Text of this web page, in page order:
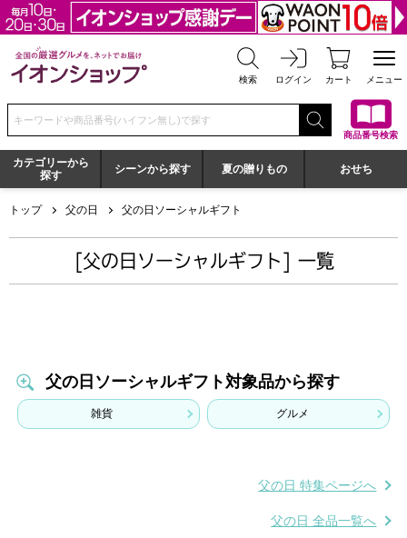
全国の厳選グルメを、ネットでお届け イオンショップ
検索 ログイン カート メニュー
検索キーワードまたは商品番号を入力してください
商品番号検索
カテゴリーから
探す
シーンから探す 夏の贈りもの おせち
トップ 父の日 父の日ソーシャルギフト
[父の日ソーシャルギフト] 一覧
父の日ソーシャルギフト対象品から探す
雑貨 グルメ
父の日 特集ページへ
父の日 全品一覧へ